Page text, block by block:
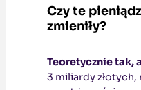
Czy te
zmieniły?
Teoretycznie tak,
3 miliardy złotych,